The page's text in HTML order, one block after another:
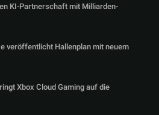
KI-Partnerschaft mit Milliarden-
veröffentlicht Hallenplan mit neuem
Xbox Cloud Gaming auf die